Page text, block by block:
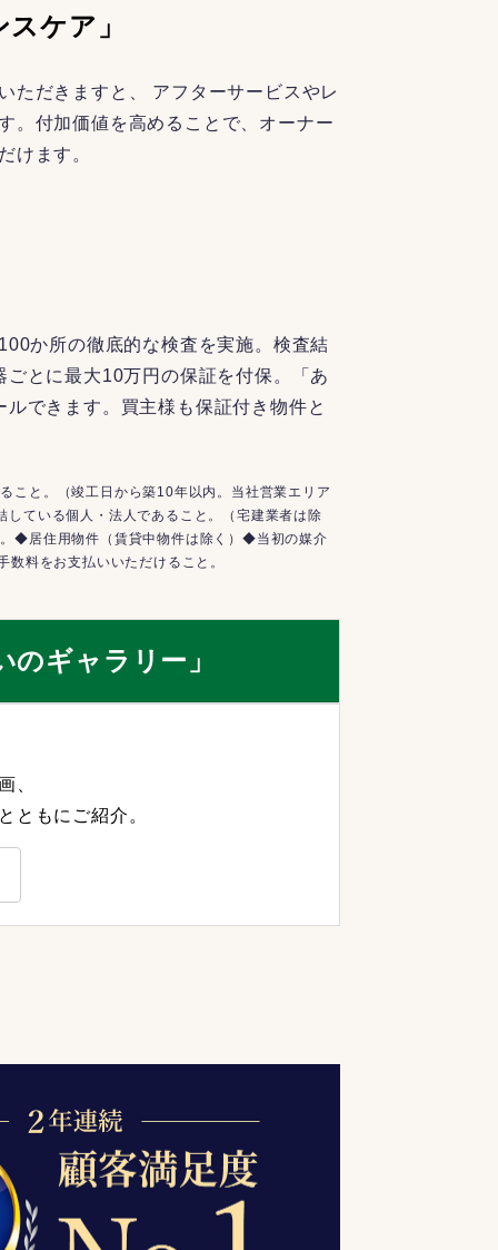
ケア」
ただきますと、 アフターサービスやレ
。付加価値を高めることで、オーナー
けます。
か所の徹底的な検査を実施。検査結
とに最大10万円の保証を付保。「あ
できます。買主様も保証付き物件と
こと。（竣工日から築10年以内。当社営業エリア
ている個人・法人であること。（宅建業者は除
◆居住用物件（賃貸中物件は除く）◆当初の媒介
料をお支払いいただけること。
のギャラリー」
、
ともにご紹介。